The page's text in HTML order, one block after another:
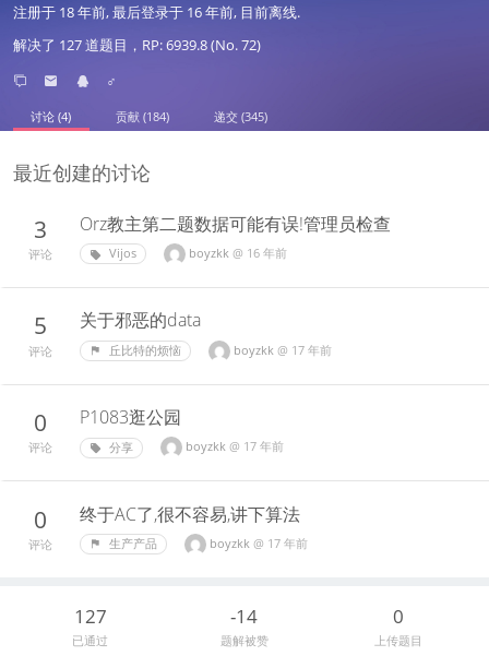
注册于 18 年前, 最后登录于 16 年前, 目前离线.
解决了 127 道题目，RP: 6939.8 (No. 72)
♂
讨论 (4) 贡献 (184) 递交 (345)
最近创建的讨论
3
评论
Orz教主第二题数据可能有误!管理员检查
Vijos boyzkk @ 16 年前
5
评论
关于邪恶的data
丘比特的烦恼 boyzkk @ 17 年前
0
评论
P1083逛公园
分享 boyzkk @ 17 年前
0
评论
终于AC了,很不容易,讲下算法
生产产品 boyzkk @ 17 年前
127
已通过
-14
题解被赞
0
上传题目